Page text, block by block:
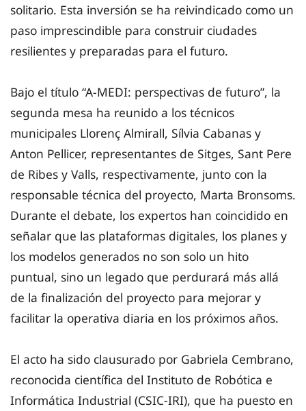
solitario. Esta inversión se ha reivindicado como un
paso imprescindible para construir ciudades
resilientes y preparadas para el futuro.
Bajo el título “A-MEDI: perspectivas de futuro”, la
segunda mesa ha reunido a los técnicos
municipales Llorenç Almirall, Sílvia Cabanas y
Anton Pellicer, representantes de Sitges, Sant Pere
de Ribes y Valls, respectivamente, junto con la
responsable técnica del proyecto, Marta Bronsoms.
Durante el debate, los expertos han coincidido en
señalar que las plataformas digitales, los planes y
los modelos generados no son solo un hito
puntual, sino un legado que perdurará más allá
de la finalización del proyecto para mejorar y
facilitar la operativa diaria en los próximos años.
El acto ha sido clausurado por Gabriela Cembrano,
reconocida científica del Instituto de Robótica e
Informática Industrial (CSIC-IRI), que ha puesto en